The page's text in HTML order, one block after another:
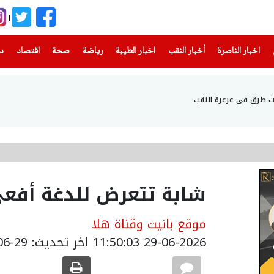
اخبار الناصرة
(current) أخبار النقب اخبار الطيبة(current) رياضة
(current) صحة(current) اقتصاد
شابة تتعرض للدغة
موقع بانيت وقناة هلا
29-06-2026 11:50:03 اخر تحديث: 29-06-2026 14:50:00